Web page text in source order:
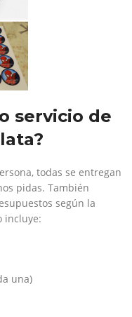
servicio de
todas se entregan
pidas. También
según la
incluye:
una)